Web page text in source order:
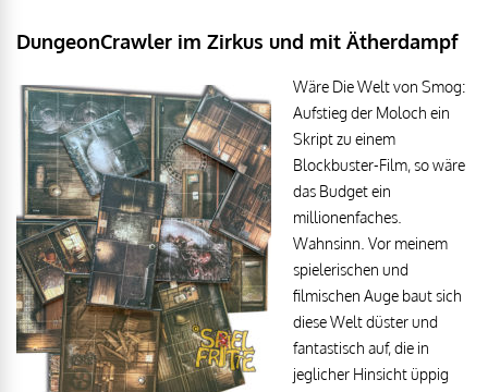
DungeonCrawler im Zirkus und mit Ätherdampf
Wäre Die Welt von Smog:
Aufstieg der Moloch ein
Skript zu einem
Blockbuster-Film, so wäre
das Budget ein
millionenfaches.
Wahnsinn. Vor meinem
spielerischen und
filmischen Auge baut sich
diese Welt düster und
fantastisch auf, die in
jeglicher Hinsicht üppig